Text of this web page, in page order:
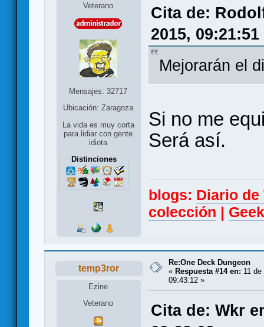
Veterano
Mensajes: 32717
Ubicación: Zaragoza
La vida es muy corta
para lidiar con gente
idiota
Distinciones
Cita de:
2015, 09:21:51
Mejorarán el
Si no me
Será así.
blogs: Diario
colección |
temp3ror
Ezine
Veterano
Re:One Deck Dungeon
« Respuesta #14 en: 11
09:43:12 »
Cita de: Wkr